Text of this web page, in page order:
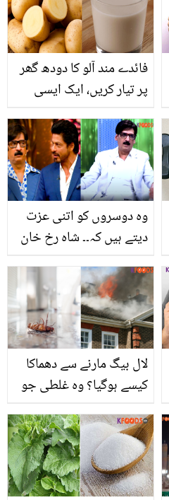
فائدے مند آلو کا دودھ گھر
پر تیار کریں، ایک ایسی
تہلکہ مچا دیا
وہ دوسروں کو اتنی عزت
دیتے ہیں کہ۔۔ شاہ رخ خان
خیالات رکھتے ہیں؟ شکیل
صدیقی کی گفتگو
لال بیگ مارنے سے دھماکا
کیسے ہوگیا؟ وہ غلطی جو